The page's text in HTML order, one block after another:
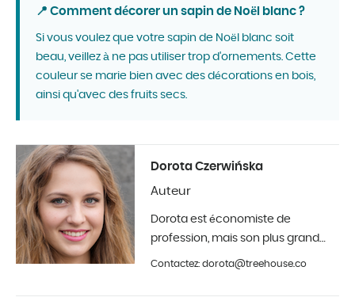
📍 Comment décorer un sapin de Noël blanc ?
Si vous voulez que votre sapin de Noël blanc soit
beau, veillez à ne pas utiliser trop d'ornements. Cette
couleur se marie bien avec des décorations en bois,
ainsi qu'avec des fruits secs.
Dorota Czerwińska
Auteur
Dorota est économiste de
profession, mais son plus grand
hobby est la photographie et la
Treehouse depuis le début de
Contactez: dorota@treehouse.co